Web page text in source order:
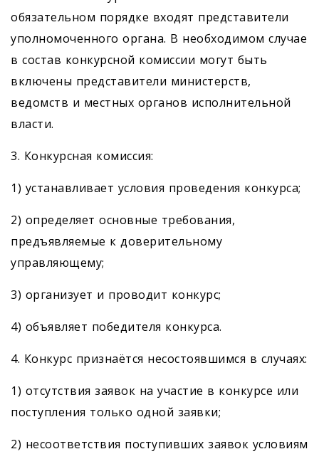
обязательном порядке входят представители
уполномоченного органа. В необходимом случае
в состав конкурсной комиссии могут быть
включены представители министерств,
ведомств и местных органов исполнительной
власти.
3. Конкурсная комиссия:
1) устанавливает условия проведения конкурса;
2) определяет основные требования,
предъявляемые к доверительному
управляющему;
3) организует и проводит конкурс;
4) объявляет победителя конкурса.
4. Конкурс признаётся несостоявшимся в случаях:
1) отсутствия заявок на участие в конкурсе или
поступления только одной заявки;
2) несоответствия поступивших заявок условиям